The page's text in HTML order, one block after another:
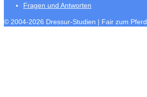
Fragen und Antworten
© 2004-2026 Dressur-Studien | Fair zum Pferd